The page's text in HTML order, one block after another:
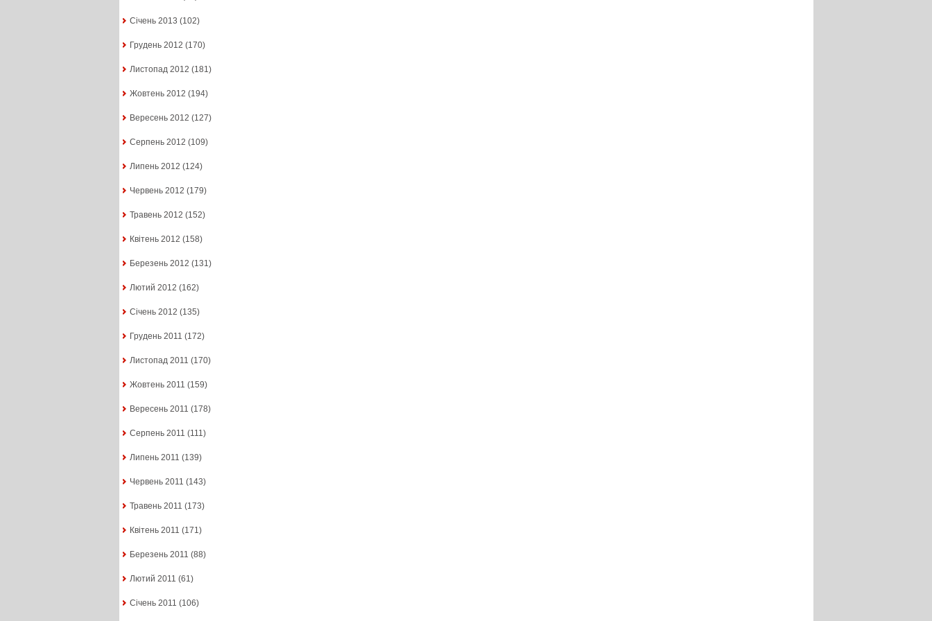
Січень 2013 (102)
Грудень 2012 (170)
Листопад 2012 (181)
Жовтень 2012 (194)
Вересень 2012 (127)
Серпень 2012 (109)
Липень 2012 (124)
Червень 2012 (179)
Травень 2012 (152)
Квітень 2012 (158)
Березень 2012 (131)
Лютий 2012 (162)
Січень 2012 (135)
Грудень 2011 (172)
Листопад 2011 (170)
Жовтень 2011 (159)
Вересень 2011 (178)
Серпень 2011 (111)
Липень 2011 (139)
Червень 2011 (143)
Травень 2011 (173)
Квітень 2011 (171)
Березень 2011 (88)
Лютий 2011 (61)
Січень 2011 (106)